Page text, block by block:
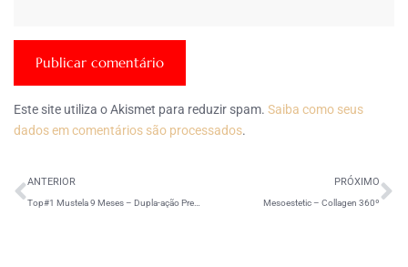
Este site utiliza o Akismet para reduzir spam. Saiba como seus
dados em comentários são processados.
ANTERIOR PRÓXIMO
Mesoestetic – Collagen 360º